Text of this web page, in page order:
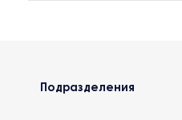
Подразделения